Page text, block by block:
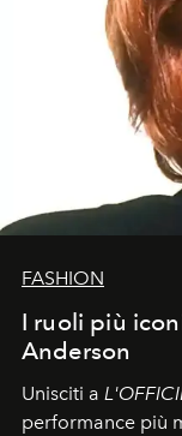
FASHION
I ruoli più
Anderson
Unisciti a
performance più